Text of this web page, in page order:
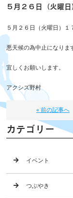
５月２６日（火曜
５月２６日（火曜日）
悪天候の為中止になりま
宜しくお願いします。
アクシズ野村
« 前の記事へ
カテゴリー
イベント
つぶやき